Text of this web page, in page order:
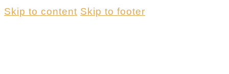
Skip to content Skip to footer